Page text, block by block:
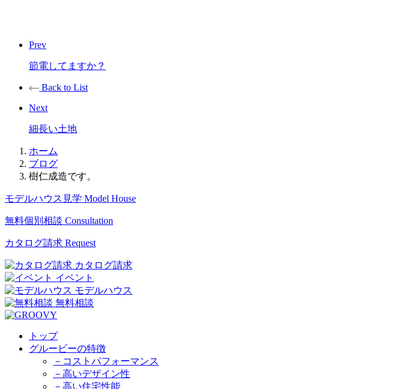
Prev
節電してますか？
Back to List
Next
細長い土地
ホーム
ブログ
樹仁成造です。
モデルハウス見学 Model House
無料個別相談 Consultation
カタログ請求 Request
カタログ請求
イベント
モデルハウス
無料相談
トップ
グルービーの特徴
－コストパフォーマンス
－高いデザイン性
－高い住宅性能